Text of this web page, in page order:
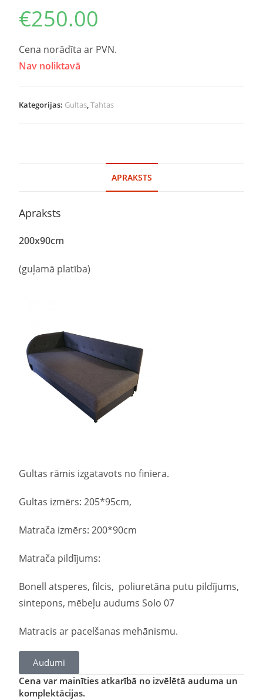
€250.00
Cena norādīta ar PVN.
Nav noliktavā
Kategorijas: Gultas,Tahtas
APRAKSTS
Apraksts
200x90cm
(guļamā platība)
Gultas rāmis izgatavots no finiera.
Gultas izmērs: 205*95cm,
Matrača izmērs: 200*90cm
Matrača pildījums:
Bonell atsperes, filcis, poliuretāna putu pildījums,
sintepons, mēbeļu audums Solo 07
Matracis ar pacelšanas mehānismu.
Audumi
Cena var mainīties atkarībā no izvēlētā auduma un
komplektācijas.